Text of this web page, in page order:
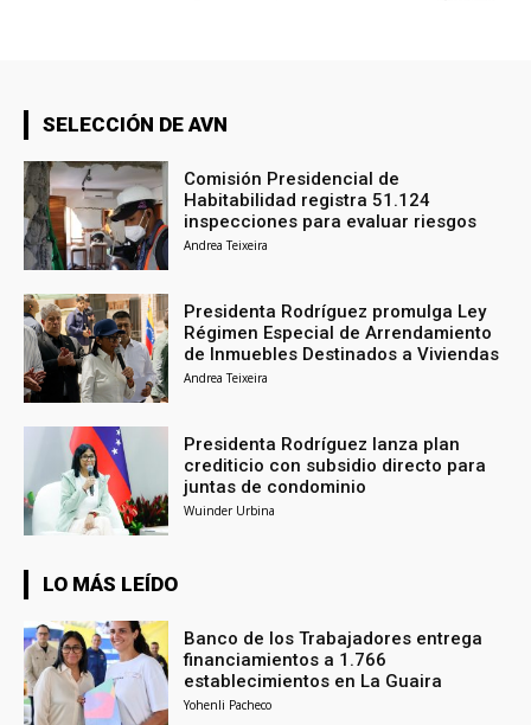
SELECCIÓN DE AVN
Comisión Presidencial de
Habitabilidad registra 51.124
inspecciones para evaluar riesgos
Andrea Teixeira
Presidenta Rodríguez promulga Ley
Régimen Especial de Arrendamiento
de Inmuebles Destinados a Viviendas
Andrea Teixeira
Presidenta Rodríguez lanza plan
crediticio con subsidio directo para
juntas de condominio
Wuinder Urbina
LO MÁS LEÍDO
Banco de los Trabajadores entrega
financiamientos a 1.766
establecimientos en La Guaira
Yohenli Pacheco